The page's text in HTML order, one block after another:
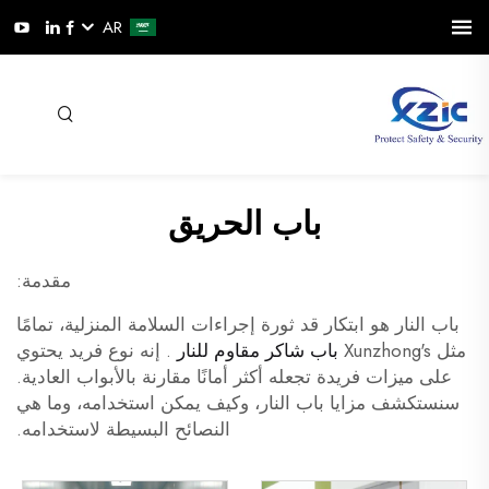
AR
باب الحريق
مقدمة:
باب النار هو ابتكار قد ثورة إجراءات السلامة المنزلية، تمامًا
مثل Xunzhong's
باب شاكر مقاوم للنار . إنه نوع فريد يحتوي
على ميزات فريدة تجعله أكثر أمانًا مقارنة بالأبواب العادية.
سنستكشف مزايا باب النار، وكيف يمكن استخدامه، وما هي
النصائح البسيطة لاستخدامه.